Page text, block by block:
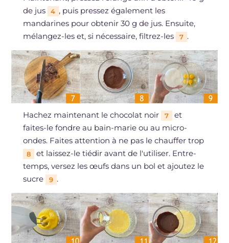
de jus
4 , puis pressez également les
mandarines pour obtenir 30 g de jus. Ensuite,
mélangez-les et, si nécessaire, filtrez-les
7 .
Hachez maintenant le chocolat noir 7
et
faites-le fondre au bain-marie ou au micro-
ondes. Faites attention à ne pas le chauffer trop
8
et laissez-le tiédir avant de l'utiliser. Entre-
temps, versez les œufs dans un bol et ajoutez le
sucre
9 .